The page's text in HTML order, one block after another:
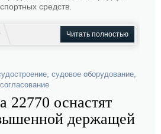
средств.
Читать полностью
, судовое оборудование,
согласование
22770 оснастят
держащей